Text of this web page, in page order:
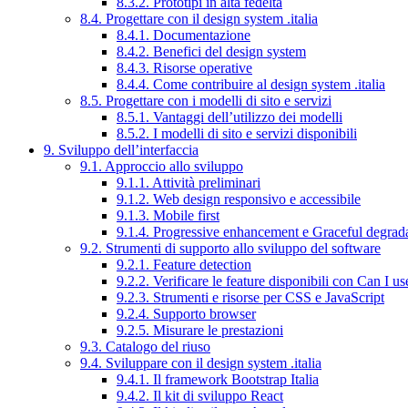
8.4. Progettare con il design system .italia
8.4.1. Documentazione
8.4.2. Benefici del design system
8.4.3. Risorse operative
8.4.4. Come contribuire al design system .italia
8.5. Progettare con i modelli di sito e servizi
8.5.1. Vantaggi dell’utilizzo dei modelli
8.5.2. I modelli di sito e servizi disponibili
9. Sviluppo dell’interfaccia
9.1. Approccio allo sviluppo
9.1.1. Attività preliminari
9.1.2. Web design responsivo e accessibile
9.1.3. Mobile first
9.1.4. Progressive enhancement e Graceful
9.2. Strumenti di supporto allo sviluppo del software
9.2.1. Feature detection
9.2.2. Verificare le feature disponibili con Can I
9.2.3. Strumenti e risorse per CSS e JavaScript
9.2.4. Supporto browser
9.2.5. Misurare le prestazioni
9.3. Catalogo del riuso
9.4. Sviluppare con il design system .italia
9.4.1. Il framework Bootstrap Italia
9.4.2. Il kit di sviluppo React